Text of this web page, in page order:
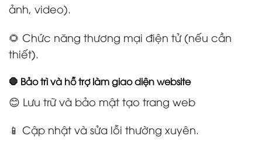
ảnh, video).
🌻 Chức năng thương mại điện tử (nếu cần
thiết).
🛑 Bảo trì và hỗ trợ làm giao diện website
😊 Lưu trữ và bảo mật tạo trang web
📱 Cập nhật và sửa lỗi thường xuyên.